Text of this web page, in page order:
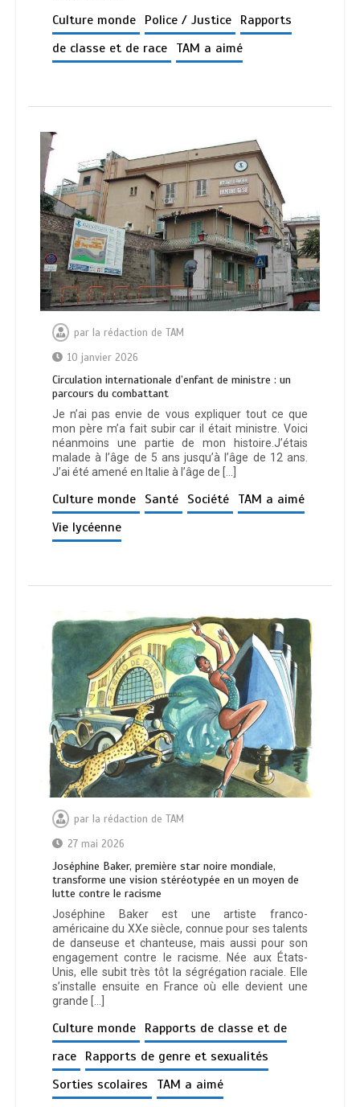
Culture monde Police / Justice Rapports
de classe et de race TAM a aimé
par la rédaction de TAM
10 janvier 2026
Circulation internationale d’enfant de ministre : un
parcours du combattant
Je n’ai pas envie de vous expliquer tout ce que
mon père m’a fait subir car il était ministre. Voici
néanmoins une partie de mon histoire.J’étais
malade à l’âge de 5 ans jusqu’à l’âge de 12 ans.
J’ai été amené en Italie à l’âge de […]
Culture monde Santé Société TAM a aimé
Vie lycéenne
par la rédaction de TAM
27 mai 2026
Joséphine Baker, première star noire mondiale,
transforme une vision stéréotypée en un moyen de
lutte contre le racisme
Joséphine Baker est une artiste franco-
américaine du XXe siècle, connue pour ses talents
de danseuse et chanteuse, mais aussi pour son
engagement contre le racisme. Née aux États-
Unis, elle subit très tôt la ségrégation raciale. Elle
s’installe ensuite en France où elle devient une
grande […]
Culture monde Rapports de classe et de
race Rapports de genre et sexualités
Sorties scolaires
TAM a aimé